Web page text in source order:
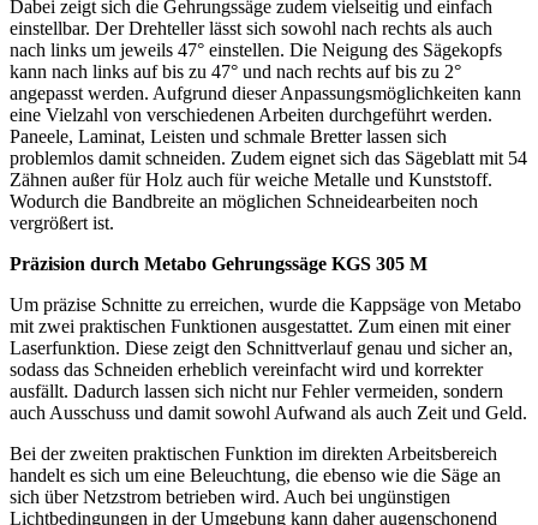
Dabei zeigt sich die Gehrungssäge zudem vielseitig und einfach
einstellbar. Der Drehteller lässt sich sowohl nach rechts als auch
nach links um jeweils 47° einstellen. Die Neigung des Sägekopfs
kann nach links auf bis zu 47° und nach rechts auf bis zu 2°
angepasst werden. Aufgrund dieser Anpassungsmöglichkeiten kann
eine Vielzahl von verschiedenen Arbeiten durchgeführt werden.
Paneele, Laminat, Leisten und schmale Bretter lassen sich
problemlos damit schneiden. Zudem eignet sich das Sägeblatt mit 54
Zähnen außer für Holz auch für weiche Metalle und Kunststoff.
Wodurch die Bandbreite an möglichen Schneidearbeiten noch
vergrößert ist.
Präzision durch Metabo Gehrungssäge KGS 305 M
Um präzise Schnitte zu erreichen, wurde die Kappsäge von Metabo
mit zwei praktischen Funktionen ausgestattet. Zum einen mit einer
Laserfunktion. Diese zeigt den Schnittverlauf genau und sicher an,
sodass das Schneiden erheblich vereinfacht wird und korrekter
ausfällt. Dadurch lassen sich nicht nur Fehler vermeiden, sondern
auch Ausschuss und damit sowohl Aufwand als auch Zeit und Geld.
Bei der zweiten praktischen Funktion im direkten Arbeitsbereich
handelt es sich um eine Beleuchtung, die ebenso wie die Säge an
sich über Netzstrom betrieben wird. Auch bei ungünstigen
Lichtbedingungen in der Umgebung kann daher augenschonend